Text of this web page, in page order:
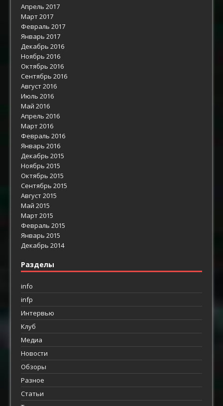
Апрель 2017
Март 2017
Февраль 2017
Январь 2017
Декабрь 2016
Ноябрь 2016
Октябрь 2016
Сентябрь 2016
Август 2016
Июль 2016
Май 2016
Апрель 2016
Март 2016
Февраль 2016
Январь 2016
Декабрь 2015
Ноябрь 2015
Октябрь 2015
Сентябрь 2015
Август 2015
Май 2015
Март 2015
Февраль 2015
Январь 2015
Декабрь 2014
Разделы
info
infp
Интервью
Клуб
Медиа
Новости
Обзоры
Разное
Статьи